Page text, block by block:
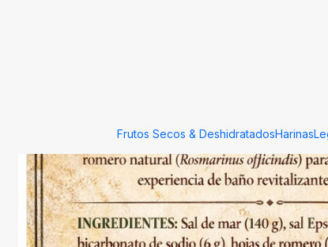
Frutos Secos & DeshidratadosHarinas